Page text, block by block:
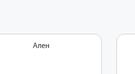
Ален